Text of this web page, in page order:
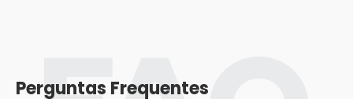
Perguntas Frequentes